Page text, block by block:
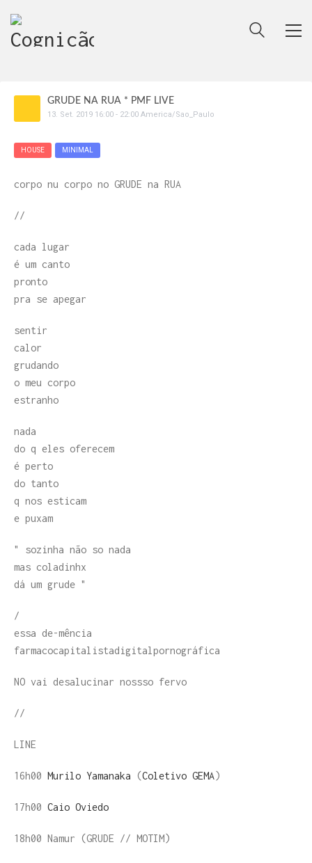
GRUDE NA RUA * PMF LIVE
13. Set. 2019 16:00 - 22:00 America/Sao_Paulo
HOUSE MINIMAL
corpo nu corpo no GRUDE na RUA
//
cada lugar
é um canto
pronto
pra se apegar
sentir
calor
grudando
o meu corpo
estranho
nada
do q eles oferecem
é perto
do tanto
q nos esticam
e puxam
" sozinha não so nada
mas coladinhx
dá um grude "
/
essa de-mência
farmacocapitalistadigitalpornográfica
NO vai desalucinar nossso fervo
//
LINE
16h00 Murilo Yamanaka (Coletivo GEMA)
17h00 Caio Oviedo
18h00 Namur (GRUDE // MOTIM)